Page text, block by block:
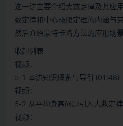
这一讲主要介绍大数定律及其应
数定律和中心极限定理的内涵与
然后介绍蒙特卡洛方法的应用场
收起列表
视频：
5-1 本讲知识概览与导引 (01:48)
视频：
5-2 从平均身高问题引入大数定
视频：